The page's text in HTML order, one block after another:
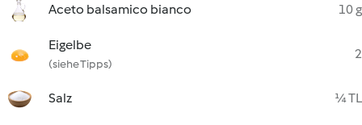
Aceto balsamico bianco 10 g
Eigelbe
(siehe Tipps)
2
Salz ¼ TL